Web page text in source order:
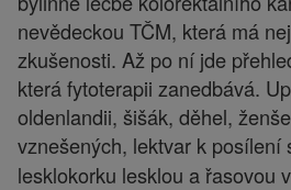
nevědeckou TČM, která má
zkušenosti. Až po ní jde
která fytoterapii zanedbává.
oldenlandii, šišák, děhel,
vznešených, lektvar k posílení
lesklokorku lesklou a řasovou